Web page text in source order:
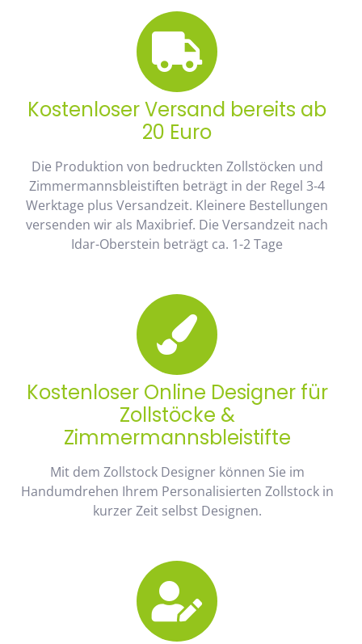
Kostenloser Versand bereits ab
20 Euro
Die Produktion von bedruckten Zollstöcken und
Zimmermannsbleistiften beträgt in der Regel 3-4
Werktage plus Versandzeit. Kleinere Bestellungen
versenden wir als Maxibrief. Die Versandzeit nach
Idar-Oberstein beträgt ca. 1-2 Tage
Kostenloser Online Designer für
Zollstöcke &
Zimmermannsbleistifte
Mit dem Zollstock Designer können Sie im
Handumdrehen Ihrem Personalisierten Zollstock in
kurzer Zeit selbst Designen.